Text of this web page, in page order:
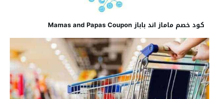
كود خصم ماماز اند باباز Mamas and Papas Coupon